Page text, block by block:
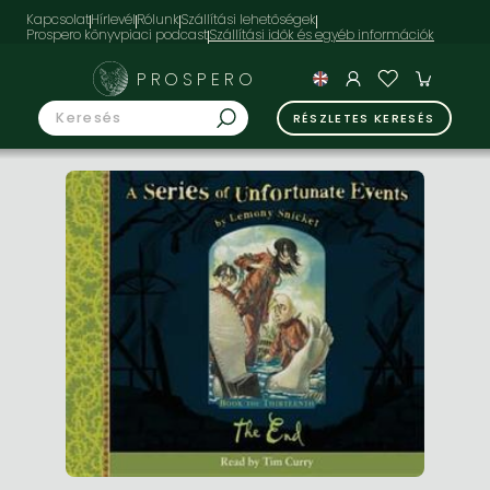
KapcsolatHírlevélRólunkSzállítási lehetőségek
Prospero könyvpiaci podcast
PROSPERO
RÉSZLETES KERESÉS